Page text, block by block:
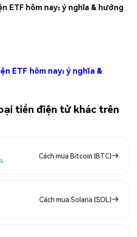
ETF hôm nay: ý nghĩa & hướng
ETF hôm nay: ý nghĩa &
tiền điện tử khác trên
Cách mua Bitcoin (BTC)
Cách mua Solana (SOL)